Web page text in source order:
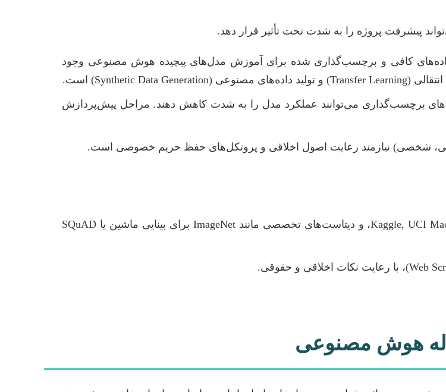
پیشرفت پروژه را به شدت تحت تأثیر قرار دهد.
کافی و برچسب‌گذاری شده برای آموزش مدل‌های پیچیده هوش مصنوعی وجود
برچسب‌گذاری می‌توانند عملکرد مدل را به شدت کاهش دهند. مراحل پیش‌پردازش
شخصی) نیازمند رعایت اصول اخلاقی و پروتکل‌های حفظ حریم خصوصی است.
Kaggle, UCI Machine Learning Repository, Google Datasets، و دیتاست‌های تخصصی مانند ImageNet برای بینایی ماشین یا SQuAD
هوش مصنوعی